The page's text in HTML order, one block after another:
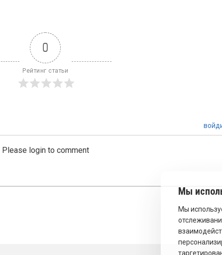
0
Рейтинг статьи
Please login to comment